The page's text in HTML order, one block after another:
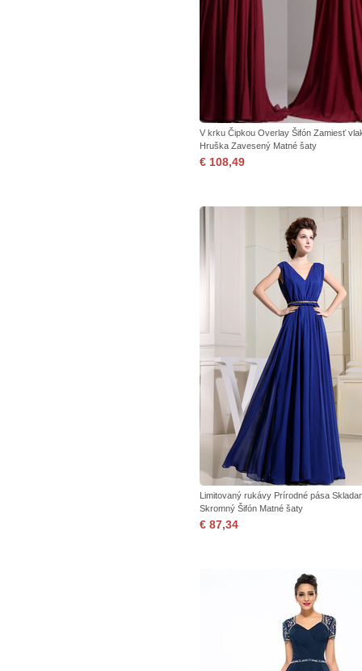
V krku Čipkou Overlay Šifón Zamiesť
Hruška Zavesený Matné šaty
€ 108,49
Limitovaný rukávy Prírodné pása
Skromný Šifón Matné šaty
€ 87,34